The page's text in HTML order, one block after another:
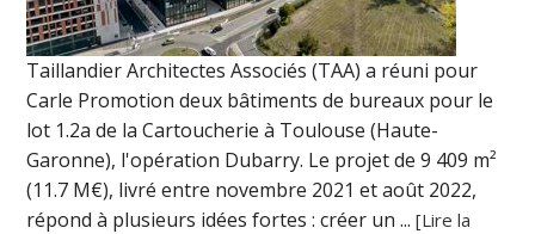
Taillandier Architectes Associés (TAA) a réuni pour
Carle Promotion deux bâtiments de bureaux pour le
lot 1.2a de la Cartoucherie à Toulouse (Haute-
Garonne), l'opération Dubarry. Le projet de 9 409 m²
(11.7 M€), livré entre novembre 2021 et août 2022,
répond à plusieurs idées fortes : créer un ...[Lire la